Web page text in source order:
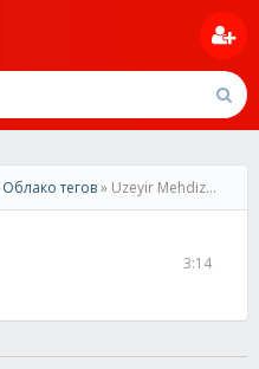
Облако тегов» Uzeyir Mehdizade
3:14